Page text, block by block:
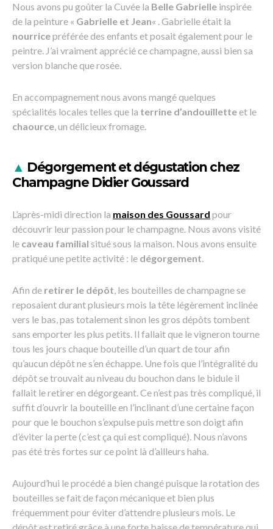
Nous avons pu goûter la Cuvée la Belle Gabrielle inspirée
de la peinture « Gabrielle et Jean« . Gabrielle était la
nourricepréférée des enfants et posait également pour le
peintre. J’ai vraiment apprécié ce champagne, aussi bien sa
version blanche que rosée.
En accompagnement nous avons mangé quelques
spécialités locales telles que la terrine d’andouilletteet le
chaource, un délicieux fromage.
▲ Dégorgement et dégustation chez
Champagne Didier Goussard
L’après-midi direction la maison des Goussard pour
découvrir leur passion pour le champagne. Nous avons visité
le caveau familial situé sous la maison. Nous avons ensuite
pratiqué une petite activité : le dégorgement.
Afin de retirer le dépôt, les bouteilles de champagne se
reposaient durant plusieurs mois la tête légèrement inclinée
vers le bas, pas totalement sinon les gros dépôts tombent
sans emporter les plus petits. Il fallait que le vigneron tourne
tous les jours chaque bouteille d’un quart de tour afin
qu’aucun dépôt ne s’en échappe. Une fois que l’intégralité du
dépôt se trouvait au niveau du bouchon dans le bidule il
fallait le retirer en dégorgeant. Ce n’est pas très compliqué, il
suffit d’ouvrir la bouteille en l’inclinant d’une certaine façon
pour que le bouchon s’expulse puis mettre son doigt afin
d’éviter la perte (c’est ça qui est compliqué). Nous n’avons
pas été très fortes sur ce point là d’ailleurs haha.
Aujourd’hui le procédé a bien changé puisque la rotation des
bouteilles se fait de façon mécanique et bien plus
fréquemment pour éviter d’attendre plusieurs mois. Le